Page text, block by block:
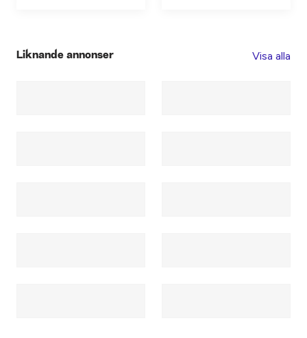
Liknande annonser Visa alla